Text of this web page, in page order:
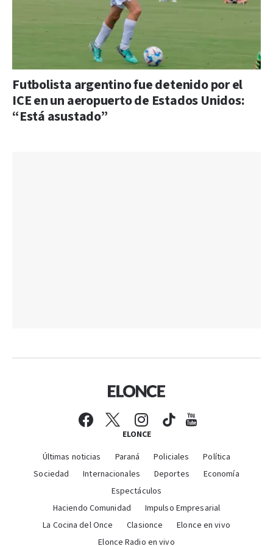
Futbolista argentino fue detenido por el
ICE en un aeropuerto de Estados Unidos:
“Está asustado”
ELONCE
Últimas noticias Paraná Policiales
Política
Sociedad
Internacionales Deportes
Economía
Espectáculos
Haciendo Comunidad
Impulso Empresarial
La Cocina del Once
Clasionce
Elonce en vivo
Elonce Radio en vivo